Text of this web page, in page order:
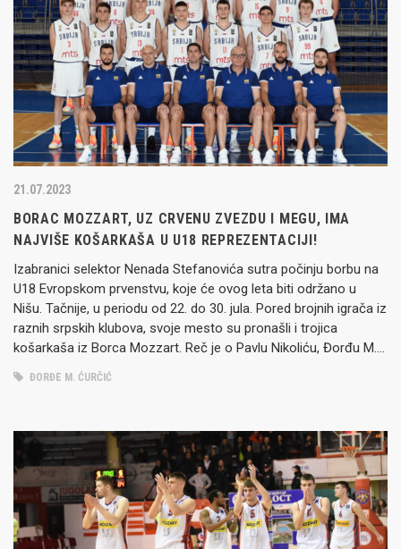
21.07.2023
BORAC MOZZART, UZ CRVENU ZVEZDU I MEGU, IMA
NAJVIŠE KOŠARKAŠA U U18 REPREZENTACIJI!
Izabranici selektor Nenada Stefanovića sutra počinju borbu na
U18 Evropskom prvenstvu, koje će ovog leta biti održano u
Nišu. Tačnije, u periodu od 22. do 30. jula. Pored brojnih igrača iz
raznih srpskih klubova, svoje mesto su pronašli i trojica
košarkaša iz Borca Mozzart. Reč je o Pavlu Nikoliću, Đorđu M.
Ćurčiću i Matiji Miloševiću,…
ĐORĐE M. ĆURČIĆ